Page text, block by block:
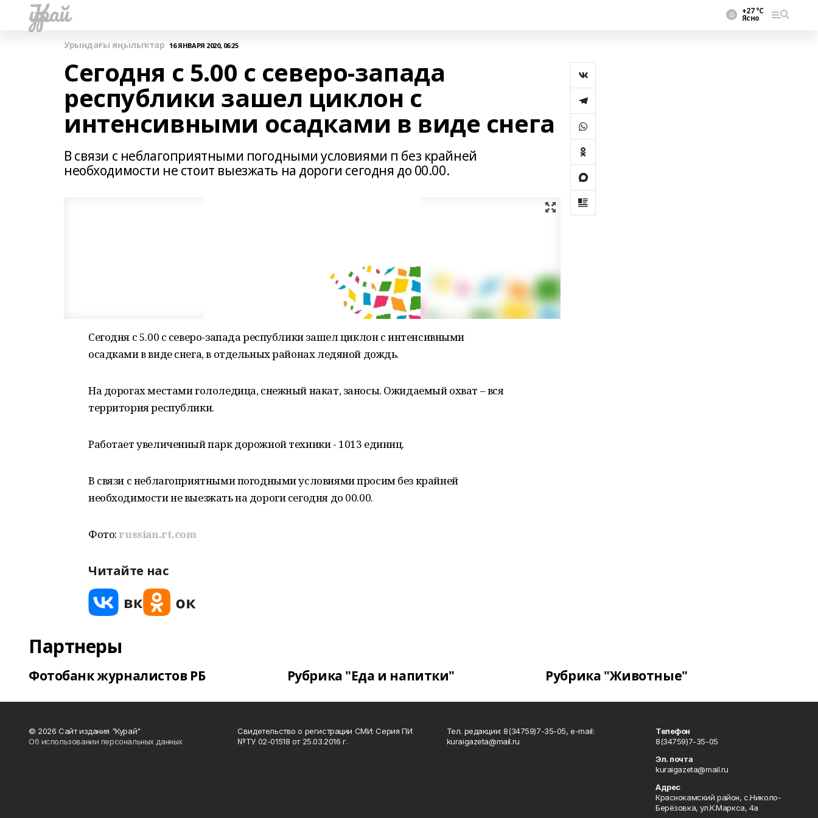
Ҡурай +27 °С
Ясно
Урындағы яңылыҡтар 16 ЯНВАРЯ 2020, 06:25
Сегодня с 5.00 с северо-запада
республики зашел циклон с
интенсивными осадками в виде снега
В связи с неблагоприятными погодными условиями п без крайней
необходимости не стоит выезжать на дороги сегодня до 00.00.
Сегодня с 5.00 с северо-запада республики зашел циклон с интенсивными
осадками в виде снега, в отдельных районах ледяной дождь.
На дорогах местами гололедица, снежный накат, заносы. Ожидаемый охват – вся
территория республики.
Работает увеличенный парк дорожной техники - 1013 единиц.
В связи с неблагоприятными погодными условиями просим без крайней
необходимости не выезжать на дороги сегодня до 00.00.
Фото:russian.rt.com
Читайте нас
Партнеры
Фотобанк журналистов РБ Рубрика "Еда и напитки" Рубрика "Животные"
© 2026 Сайт издания "Курай"
Об использовании персональных данных
Свидетельство о регистрации СМИ: Серия ПИ
№ТУ 02-01518 от 25.03.2016 г.
Тел. редакции: 8(34759)7-35-05, e-mail:
kuraigazeta@mail.ru
Телефон
8(34759)7-35-05
Эл. почта
kuraigazeta@mail.ru
Адрес
Краснокамский район, с.Николо-
Берёзовка, ул.К.Маркса, 4а